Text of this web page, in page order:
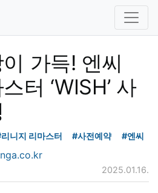
가득! 엔씨
터 ‘WISH’ 사
니지 리마스터 #사전예약 #엔씨
2025.01.16.